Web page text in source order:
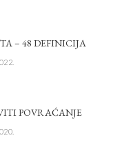
– 48 DEFINICIJA
POVRAĆANJE